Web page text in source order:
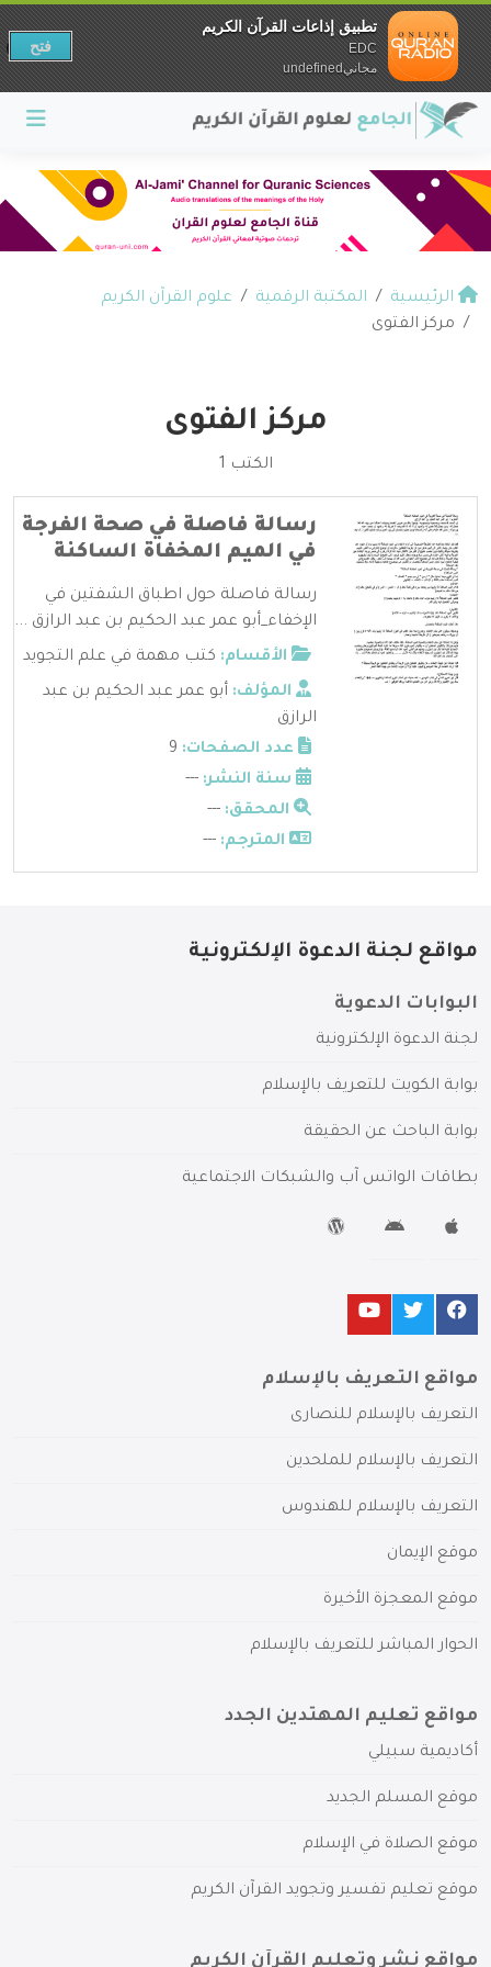
الرئيسية المكتبة الرقمية
علوم القرآن الكريم
مركز الفتوى
مركز الفتوى
الكتب 1
رسالة فاصلة في صحة الفرجة
في الميم المخفاة الساكنة
رسالة فاصلة حول اطباق الشفتين في
الإخفاء_أبو عمر عبد الحكيم بن عبد الرازق ...
الأقسام: كتب مهمة في علم التجويد
المؤلف: أبو عمر عبد الحكيم بن عبد
الرازق
عدد الصفحات:
سنة النشر: ---
المحقق: ---
المترجم: ---
مواقع لجنة الدعوة الإلكترونية
البوابات الدعوية
لجنة الدعوة الإلكترونية
بوابة الكويت للتعريف بالإسلام
بوابة الباحث عن الحقيقة
بطاقات الواتس آب والشبكات الاجتماعية
مواقع التعريف بالإسلام
التعريف بالإسلام للنصارى
التعريف بالإسلام للملحدين
التعريف بالإسلام للهندوس
موقع الإيمان
موقع المعجزة الأخيرة
الحوار المباشر للتعريف بالإسلام
مواقع تعليم المهتدين الجدد
أكاديمية سبيلي
موقع المسلم الجديد
موقع الصلاة في الإسلام
موقع تعليم تفسير وتجويد القرآن الكريم
مواقع نشر وتعليم القرآن الكريم
تطبيق إذاعات القرآن الكريم
EDC
مجانيundefined
فتح